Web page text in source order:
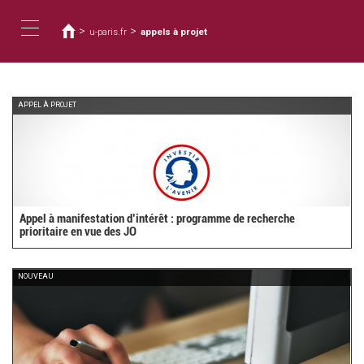
contenu
navigation
êtes
ici
> u-paris.fr > appels à projet
APPEL À PROJET
Appel à manifestation d’intérêt : programme de recherche
prioritaire en vue des JO
NOUVEAU